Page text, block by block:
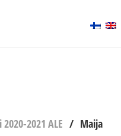
2021 ALE / Maija